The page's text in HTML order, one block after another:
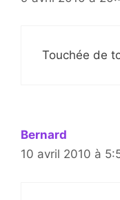
Touchée de
Bernard
10 avril 2010 à